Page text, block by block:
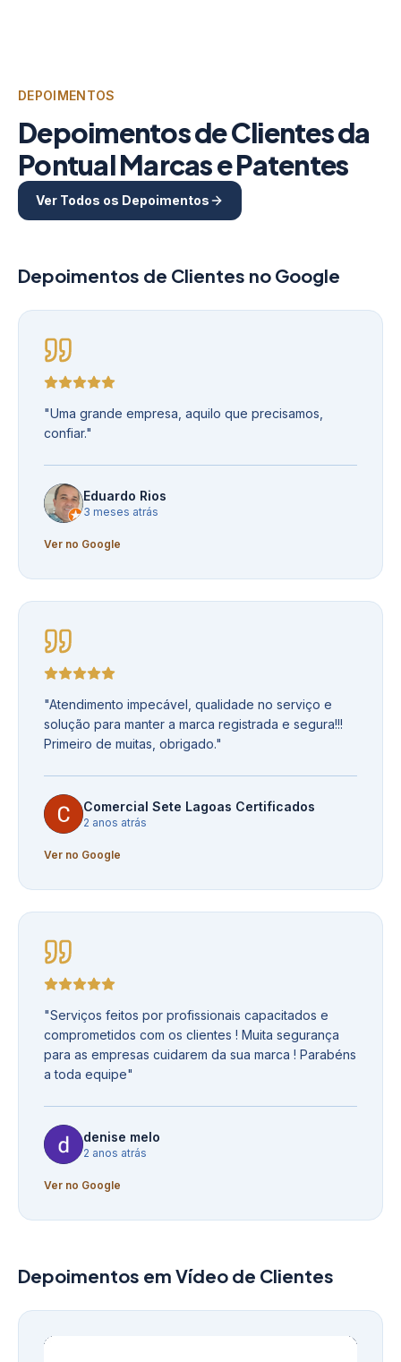
DEPOIMENTOS
Depoimentos de Clientes da
Pontual Marcas e Patentes
Ver Todos os Depoimentos
Depoimentos de Clientes no Google
"Uma grande empresa, aquilo que precisamos,
confiar."
Eduardo Rios
3 meses atrás
Ver no Google
"Atendimento impecável, qualidade no serviço e
solução para manter a marca registrada e segura!!!
Primeiro de muitas, obrigado."
Comercial Sete Lagoas Certificados
2 anos atrás
Ver no Google
"Serviços feitos por profissionais capacitados e
comprometidos com os clientes ! Muita segurança
para as empresas cuidarem da sua marca ! Parabéns
a toda equipe"
denise melo
2 anos atrás
Ver no Google
Depoimentos em Vídeo de Clientes